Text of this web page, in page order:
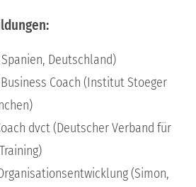
Spanien, Deutschland)
Coach (Institut Stoeger
dvct (Deutscher Verband für
(Simon,